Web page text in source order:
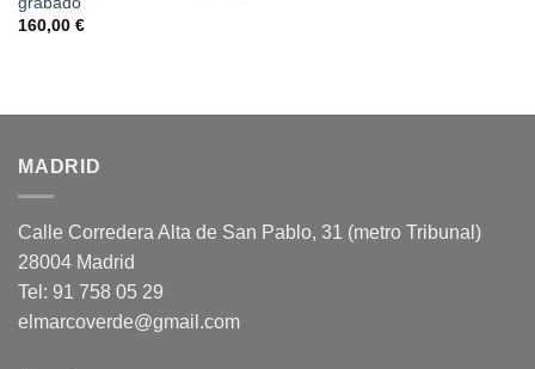
160,00 €
MADRID
Calle Corredera Alta de San Pablo, 31 (metro Tribunal)
28004 Madrid
Tel: 91 758 05 29
elmarcoverde@gmail.com